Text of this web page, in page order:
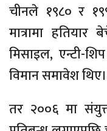
चीनले १९८० र
मात्रामा
मिसाइल, एन्टी-
विमान समावेश थिए।
तर २००६ मा